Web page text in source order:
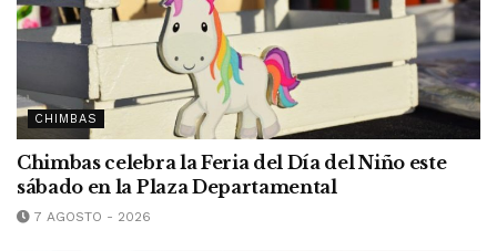
CHIMBAS
Chimbas celebra la Feria del Día del Niño este
sábado en la Plaza Departamental
7 AGOSTO - 2026